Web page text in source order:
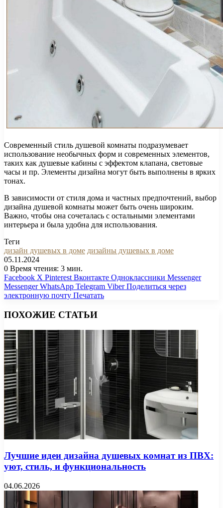
Современный стиль душевой комнаты подразумевает
использование необычных форм и современных элементов,
таких как душевые кабины с эффектом клапана, световые
часы и пр. Элементы дизайна могут быть выполнены в ярких
тонах.
В зависимости от стиля дома и частных предпочтений, выбор
дизайна душевой комнаты может быть очень широким.
Важно, чтобы она сочеталась с остальными элементами
интерьера и была удобна для использования.
Теги
дизайн душевых в доме дизайны душевых в доме
05.11.2024
0 Время чтения: 3 мин.
Facebook X Pinterest Вконтакте Одноклассники Messenger
Messenger WhatsApp Telegram Viber Поделиться через
электронную почту Печатать
ПОХОЖИЕ СТАТЬИ
Лучшие идеи дизайна душевых комнат из ПВХ:
уют, стиль, и функциональность
04.06.2026